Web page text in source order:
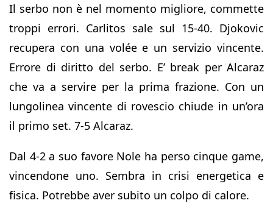
Il serbo non è nel momento migliore, commette
troppi errori. Carlitos sale sul 15-40. Djokovic
recupera con una volée e un servizio vincente.
Errore di diritto del serbo. E’ break per Alcaraz
che va a servire per la prima frazione. Con un
lungolinea vincente di rovescio chiude in un’ora
il primo set. 7-5 Alcaraz.
Dal 4-2 a suo favore Nole ha perso cinque game,
vincendone uno. Sembra in crisi energetica e
fisica. Potrebbe aver subito un colpo di calore.